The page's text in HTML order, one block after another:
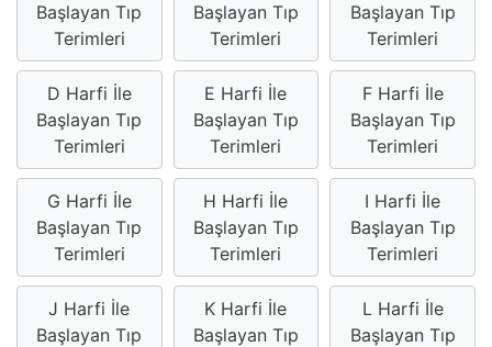
Başlayan Tıp
Terimleri
Başlayan Tıp
Terimleri
Başlayan Tıp
Terimleri
D Harfi İle
Başlayan Tıp
Terimleri
E Harfi İle
Başlayan Tıp
Terimleri
F Harfi İle
Başlayan Tıp
Terimleri
G Harfi İle
Başlayan Tıp
Terimleri
H Harfi İle
Başlayan Tıp
Terimleri
I Harfi İle
Başlayan Tıp
Terimleri
J Harfi İle
Başlayan Tıp
K Harfi İle
Başlayan Tıp
L Harfi İle
Başlayan Tıp